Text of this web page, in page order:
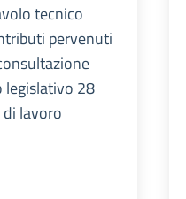
tecnico
pervenuti
legislativo 28
lavoro